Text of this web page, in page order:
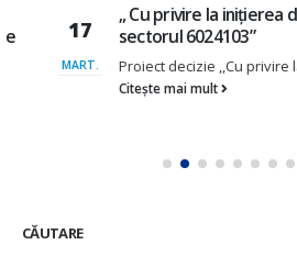
MART.
„ Cu privire la iniţierea
sectorul 6024103”
Proiect decizie ,,Cu privire la
Citește mai mult